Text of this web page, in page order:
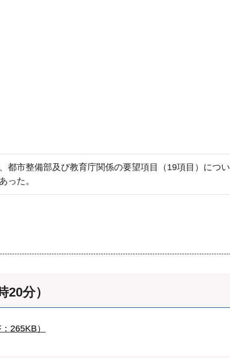
都市整備部及び教育庁関係の要望項目（19項目）につ
った。
分）
265KB）